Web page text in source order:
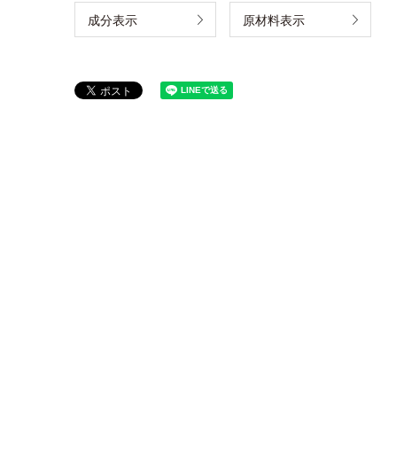
成分表示 原材料表示